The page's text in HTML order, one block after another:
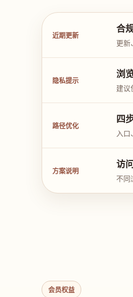
近期更新
合
更新
隐私提示
浏
建议
路径优化
四
入口
方案说明
访
不同
会员权益